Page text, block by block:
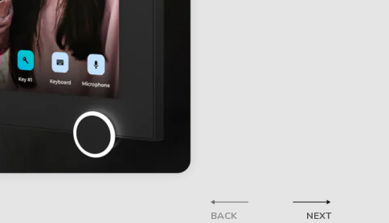
BACK NEXT